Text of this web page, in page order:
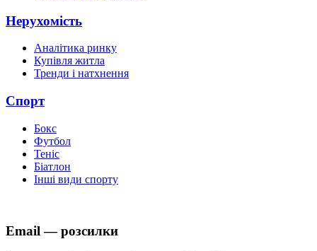
Нерухомість
Аналітика ринку
Купівля житла
Тренди і натхнення
Спорт
Бокс
Футбол
Теніс
Біатлон
Інші види спорту
Email — розсилки